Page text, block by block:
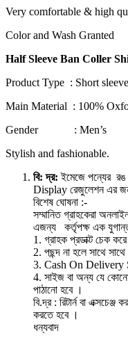
Very comfortable & high
Color and Wash Granted
Half Sleeve Ban Coller
Product Type : Short
Main Material : 100%
Gender : Men’s
Stylish and fashionable.
বি: দ্র: ইমেজে পন্যের
Display রেজুলেশন এর
বিশেষ ঘোষনা :-
সম্মানিত গ্রাহকেরা
এজন্য কর্তৃপক্ষ এক
1. গ্রাহক প্রডাক্ট চেক
2. পছন্দ না হলে সাথে সাথে
3. Cash On Delivery
4. সাইজ বা অন্য যে
পাঠানো হবে ।
বি.দ্র : রিটার্ন বা
করতে হবে ।
ধন্যবাদ